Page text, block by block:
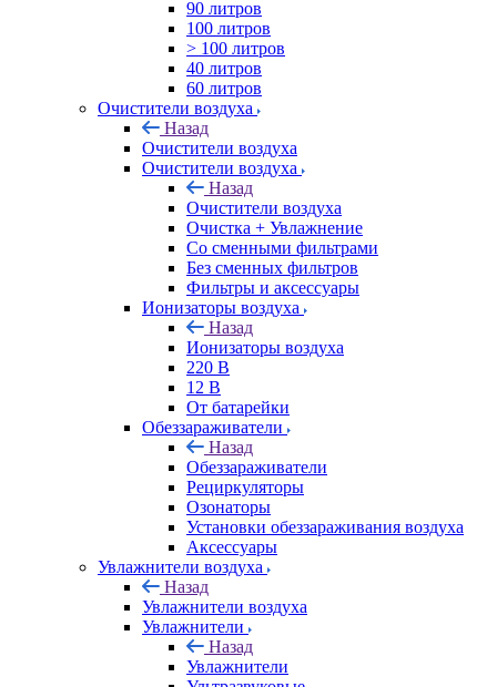
90 литров
100 литров
> 100 литров
40 литров
60 литров
Очистители воздуха
Назад
Очистители воздуха
Очистители воздуха
Назад
Очистители воздуха
Очистка + Увлажнение
Cо сменными фильтрами
Без сменных фильтров
Фильтры и аксессуары
Ионизаторы воздуха
Назад
Ионизаторы воздуха
220 В
12 В
От батарейки
Обеззараживатели
Назад
Обеззараживатели
Рециркуляторы
Озонаторы
Установки обеззараживания воздуха
Аксессуары
Увлажнители воздуха
Назад
Увлажнители воздуха
Увлажнители
Назад
Увлажнители